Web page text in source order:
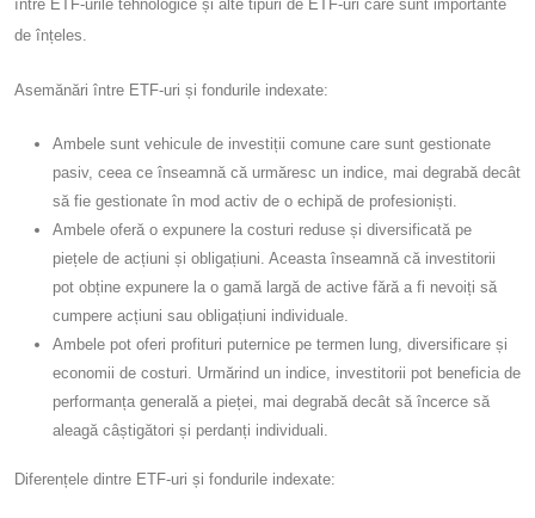
între ETF-urile tehnologice și alte tipuri de ETF-uri care sunt importante
de înțeles.
Asemănări între ETF-uri și fondurile indexate:
Ambele sunt vehicule de investiții comune care sunt gestionate
pasiv, ceea ce înseamnă că urmăresc un indice, mai degrabă decât
să fie gestionate în mod activ de o echipă de profesioniști.
Ambele oferă o expunere la costuri reduse și diversificată pe
piețele de acțiuni și obligațiuni. Aceasta înseamnă că investitorii
pot obține expunere la o gamă largă de active fără a fi nevoiți să
cumpere acțiuni sau obligațiuni individuale.
Ambele pot oferi profituri puternice pe termen lung, diversificare și
economii de costuri. Urmărind un indice, investitorii pot beneficia de
performanța generală a pieței, mai degrabă decât să încerce să
aleagă câștigători și perdanți individuali.
Diferențele dintre ETF-uri și fondurile indexate: